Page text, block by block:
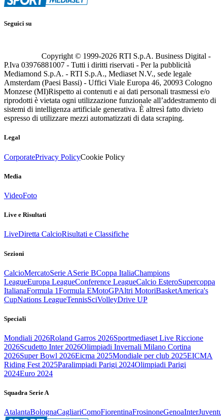
Seguici su
Copyright © 1999-2026 RTI S.p.A. Business Digital -
P.Iva 03976881007 - Tutti i diritti riservati - Per la pubblicità
Mediamond S.p.A. - RTI S.p.A., Mediaset N.V., sede legale
Amsterdam (Paesi Bassi) - Uffici Viale Europa 46, 20093 Cologno
Monzese (MI)Rispetto ai contenuti e ai dati personali trasmessi e/o
riprodotti è vietata ogni utilizzazione funzionale all’addestramento di
sistemi di intelligenza artificiale generativa. È altresì fatto divieto
espresso di utilizzare mezzi automatizzati di data scraping.
Legal
CorporatePrivacy PolicyCookie Policy
Media
VideoFoto
Live e Risultati
LiveDiretta CalcioRisultati e Classifiche
Sezioni
CalcioMercatoSerie ASerie BCoppa ItaliaChampions
LeagueEuropa LeagueConference LeagueCalcio EsteroSupercoppa
ItalianaFormula 1Formula EMotoGPAltri MotoriBasketAmerica's
CupNations LeagueTennisSciVolleyDrive UP
Speciali
Mondiali 2026Roland Garros 2026Sportmediaset Live Riccione
2026Scudetto Inter 2026Olimpiadi Invernali Milano Cortina
2026Super Bowl 2026Eicma 2025Mondiale per club 2025EICMA
Riding Fest 2025Paralimpiadi Parigi 2024Olimpiadi Parigi
2024Euro 2024
Squadra Serie A
AtalantaBolognaCagliariComoFiorentinaFrosinoneGenoaInter